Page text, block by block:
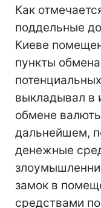
Как
поддельные
Киеве
пункты
выкладывал в
обмене
дальнейшем,
денежные
замок в
средствами